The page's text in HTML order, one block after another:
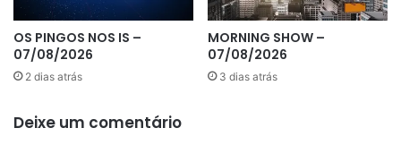
OS PINGOS NOS IS –
07/08/2026
2 dias atrás
MORNING SHOW –
07/08/2026
3 dias atrás
Deixe um comentário